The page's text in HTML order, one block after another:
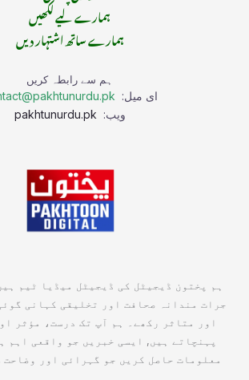
ہمارے لیے لکھیں
ہمارے ساتھ اشتہار دیں
ہم سے رابطہ کریں
ای میل:
ویب:
ہم پختون ڈیجیٹل کی ڈیجیٹل میڈیا ٹیم
جرات مندانہ صحافت اور تخلیقی کہانی
اور متاثر رکھے۔ ہم آپ تک درست، مؤثر
پہنچاتے ہیں, ایسی خبریں جو واقعی اہم
معلومات حاصل کریں جو گہرائی اور وضاحت